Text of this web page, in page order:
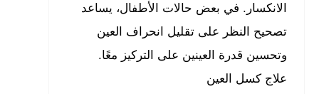
الانكسار. في بعض حالات الأطفال، يساعد
تصحيح النظر على تقليل انحراف العين
وتحسين قدرة العينين على التركيز معًا.
علاج كسل العين